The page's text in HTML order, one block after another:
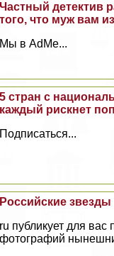
Частный детектив
того, что муж вам
Мы в AdMe...
5 стран с
каждый рискнет
Подписаться...
Российские звезды
ru публикует для вас
фотографий